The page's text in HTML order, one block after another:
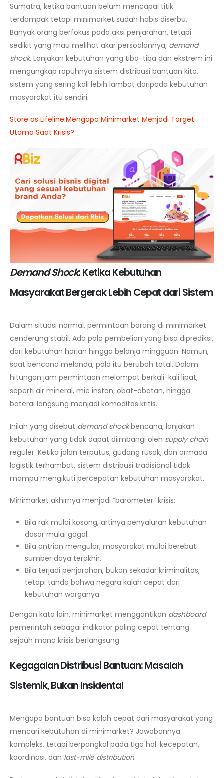
Sumatra, ketika bantuan belum mencapai titik
terdampak tetapi minimarket sudah habis diserbu.
Banyak orang berfokus pada aksi penjarahan, tetapi
sedikit yang mau melihat akar persoalannya, demand
shock. Lonjakan kebutuhan yang tiba-tiba dan ekstrem ini
mengungkap rapuhnya sistem distribusi bantuan kita,
sistem yang sering kali lebih lambat daripada kebutuhan
masyarakat itu sendiri.
Store as Lifeline:Mengapa Minimarket Menjadi Target
Utama Saat Krisis?
Demand Shock: Ketika Kebutuhan
Masyarakat Bergerak Lebih Cepat dari Sistem
Dalam situasi normal, permintaan barang di minimarket
cenderung stabil. Ada pola pembelian yang bisa diprediksi,
dari kebutuhan harian hingga belanja mingguan. Namun,
saat bencana melanda, pola itu berubah total. Dalam
hitungan jam permintaan melompat berkali-kali lipat,
seperti air mineral, mie instan, obat-obatan, hingga
baterai langsung menjadi komoditas kritis.
Inilah yang disebut demand shockbencana, lonjakan
kebutuhan yang tidak dapat diimbangi oleh supply chain
reguler. Ketika jalan terputus, gudang rusak, dan armada
logistik terhambat, sistem distribusi tradisional tidak
mampu mengikuti percepatan kebutuhan masyarakat.
Minimarket akhirnya menjadi “barometer” krisis:
Bila rak mulai kosong, artinya penyaluran kebutuhan
dasar mulai gagal.
Bila antrian mengular, masyarakat mulai berebut
sumber daya terakhir.
Bila terjadi penjarahan, bukan sekadar kriminalitas,
tetapi tanda bahwa negara kalah cepat dari
kebutuhan warganya.
Dengan kata lain, minimarket menggantikan dashboard
pemerintah sebagai indikator paling cepat tentang
sejauh mana krisis berlangsung.
Kegagalan Distribusi Bantuan: Masalah
Sistemik, Bukan Insidental
Mengapa bantuan bisa kalah cepat dari masyarakat yang
mencari kebutuhan di minimarket? Jawabannya
kompleks, tetapi berpangkal pada tiga hal: kecepatan,
koordinasi, dan last-mile distribution.